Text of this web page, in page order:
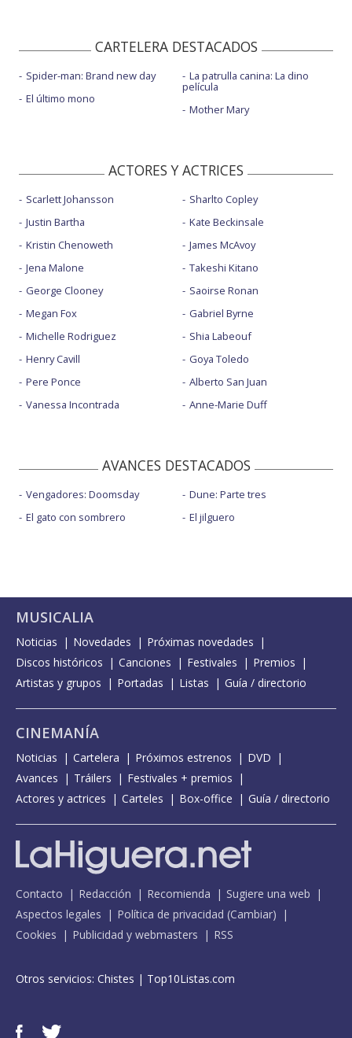
CARTELERA DESTACADOS
Spider-man: Brand new day
El último mono
La patrulla canina: La dino
película
Mother Mary
ACTORES Y ACTRICES
Scarlett Johansson
Justin Bartha
Kristin Chenoweth
Jena Malone
George Clooney
Megan Fox
Michelle Rodriguez
Henry Cavill
Pere Ponce
Vanessa Incontrada
Sharlto Copley
Kate Beckinsale
James McAvoy
Takeshi Kitano
Saoirse Ronan
Gabriel Byrne
Shia Labeouf
Goya Toledo
Alberto San Juan
Anne-Marie Duff
AVANCES DESTACADOS
Vengadores: Doomsday
El gato con sombrero
Dune: Parte tres
El jilguero
MUSICALIA
Noticias Novedades
Próximas novedades
Discos históricos
Canciones Festivales
Premios
Artistas y grupos
Portadas Listas Guía / directorio
CINEMANÍA
Noticias Cartelera Próximos estrenos
DVD
Avances
Tráilers
Festivales + premios
Actores y actrices
Carteles Box-office Guía / directorio
Contacto Redacción Recomienda
Sugiere una web
Aspectos legales
Política de privacidad (Cambiar)
Cookies
Publicidad y webmasters RSS
Otros servicios: Chistes | Top10Listas.com